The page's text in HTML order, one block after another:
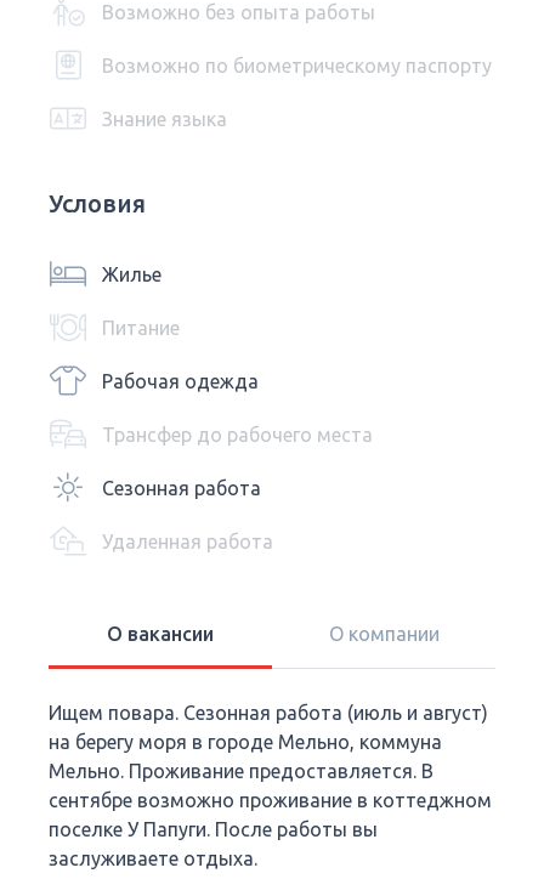
Возможно без опыта работы
Возможно по биометрическому паспорту
Знание языка
Условия
Жилье
Питание
Рабочая одежда
Трансфер до рабочего места
Сезонная работа
Удаленная работа
О вакансии О компании
Ищем повара. Сезонная работа (июль и август)
на берегу моря в городе Мельно, коммуна
Мельно. Проживание предоставляется. В
сентябре возможно проживание в коттеджном
поселке У Папуги. После работы вы
заслуживаете отдыха.